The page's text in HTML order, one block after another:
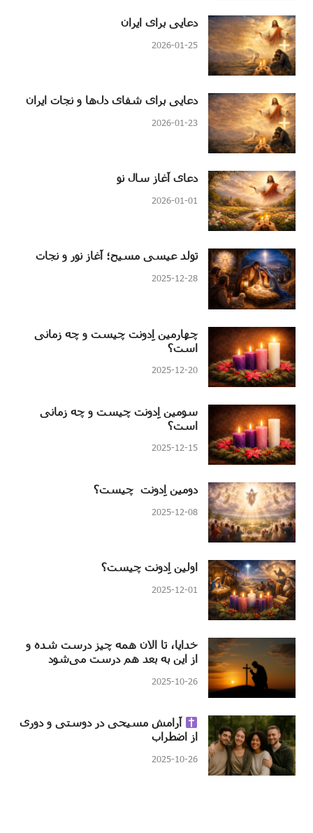
دعایی برای ایران
2026-01-25
دعایی برای شفای دل‌ها و نجات ایران
2026-01-23
دعای آغاز سال نو
2026-01-01
تولد عیسی مسیح؛ آغاز نور و نجات
2025-12-28
چهارمین اِدونت چیست و چه زمانی
است؟
2025-12-20
سومین اِدونت چیست و چه زمانی
است؟
2025-12-15
دومین اِدونت چیست؟
2025-12-08
اولین اِدونت چیست؟
2025-12-01
خدایا، تا الان همه چیز درست شده و
از این به بعد هم درست می‌شود
2025-10-26
آرامش مسیحی در دوستی و دوری
از اضطراب
2025-10-26